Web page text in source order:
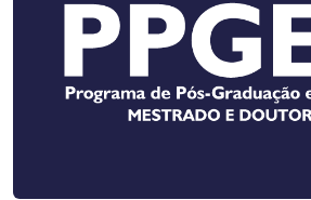
Museu